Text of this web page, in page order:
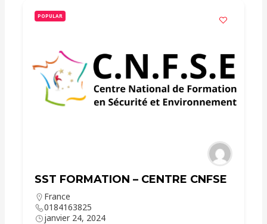
POPULAR
SST FORMATION – CENTRE CNFSE
France
0184163825
janvier 24, 2024